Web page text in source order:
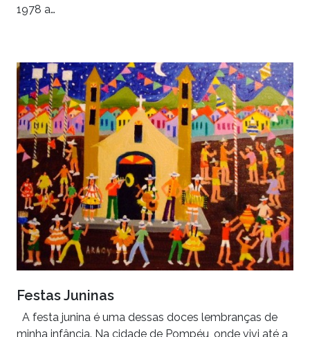
1978 a…
Festas Juninas
A festa junina é uma dessas doces lembranças de
minha infância. Na cidade de Pompéu, onde vivi até a